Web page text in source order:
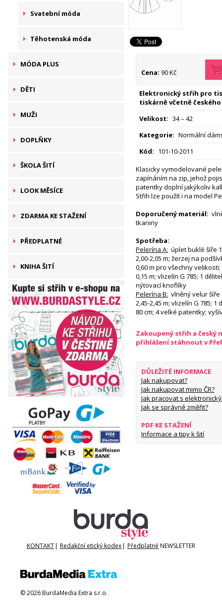
Svatební móda
Těhotenská móda
MÓDA PLUS
DĚTI
MUŽI
DOPLŇKY
ŠKOLA ŠITÍ
LOOK MĚSÍCE
ZDARMA KE STAŽENÍ
PŘEDPLATNÉ
KNIHA ŠITÍ
Cena: 90 Kč
Elektronický střih pro
tiskárně včetně českého
Velikost: 34 – 42
Kategorie: Normální
Kód: 101-10-2011
Klasicky vymodelované
zapínáním na zip, jehož
patentky doplní jakýkoliv
Střih lze použít i na model
Doporučený materiál:
tkaniny
Spotřeba:
Pelerína A: úplet buklé šíře
2,00-2,05 m; žerzej na
0,60 m pro všechny
0,15 m; vlizelín G 785; 1
nýtovací knoflíky
Pelerína B: vlněný velur šíře
2,45-2,45 m; vlizelín G 785;
80 cm; 4 velké patentky;
Zakoupený střih a český
přihlášení stáhnout v
DŮLEŽITÉ INFORMACE
Jak nakupovat?
Jak nakupovat mimo ČR?
Jak pracovat s
Jak se správně změřit?
PDF KE STAŽENÍ
Informace a tipy k šití
KONTAKT| Redakční etický kodex| Předplatné NEWSLETTER
© 2026 BurdaMedia Extra s.r.o.